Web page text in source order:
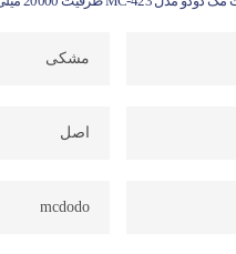
مشکی
اصل
mcdodo